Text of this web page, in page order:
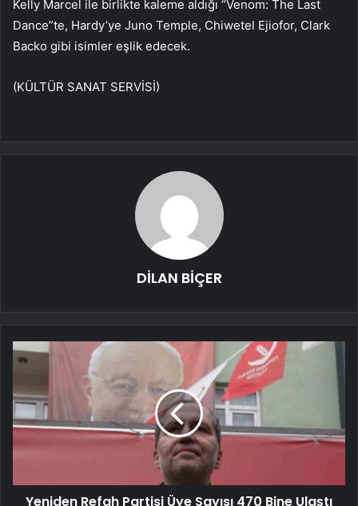
Kelly Marcel ile birlikte kaleme aldığı “Venom: The Last
Dance”te, Hardy’ye Juno Temple, Chiwetel Ejiofor, Clark
Backo gibi isimler eşlik edecek.
(KÜLTÜR SANAT SERVİSİ)
DİLAN BİÇER
Yeniden Refah Partisi Üye Sayısı 470 Bine Ulaştı